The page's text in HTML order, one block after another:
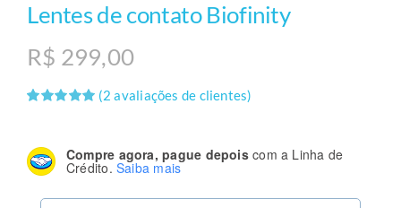
Lentes de contato Biofinity
R$ 299,00
baseado em
avaliação
(2 avaliações de clientes)
Compre agora, pague depoiscom a Linha de
Crédito. Saiba mais